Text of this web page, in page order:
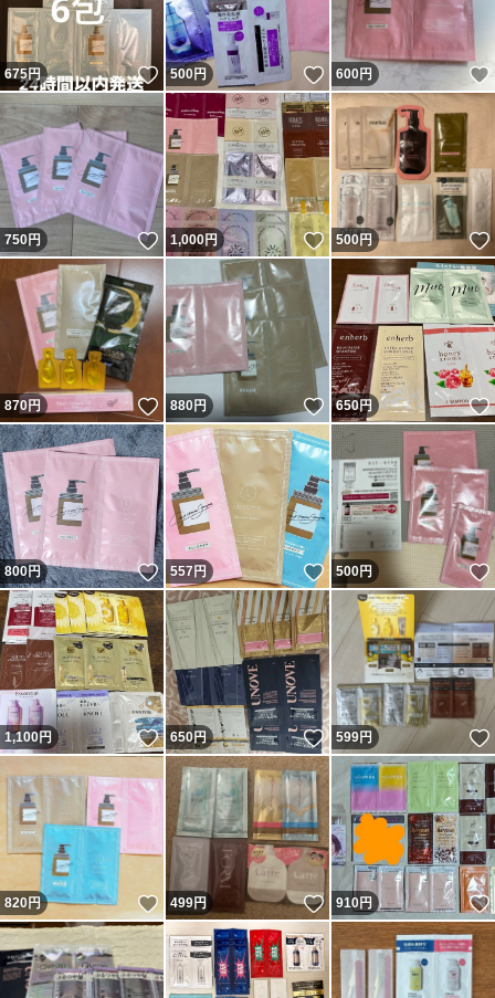
675円 いいね！
500円 いいね！
600円
750円 いいね！
1,000円 いいね！
500円
870円 いいね！
880円 いいね！
650円
800円 いいね！
557円 いいね！
500円
1,100円 いいね！
650円 いいね！
599円
820円 いいね！
499円 いいね！
910円